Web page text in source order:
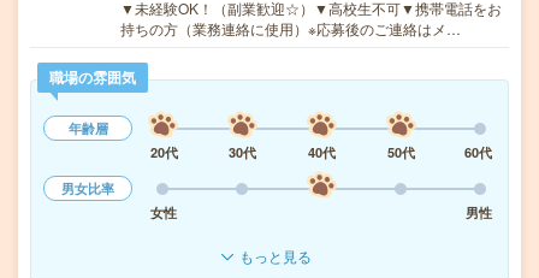
▼未経験OK！（副業歓迎☆）▼高校生不可▼携帯電話をお
持ちの方（業務連絡に使用）※応募後のご連絡はメ…
職場の雰囲気
年齢層
20代
30代 40代 50代
60代
男女比率
女性
男性
もっと見る